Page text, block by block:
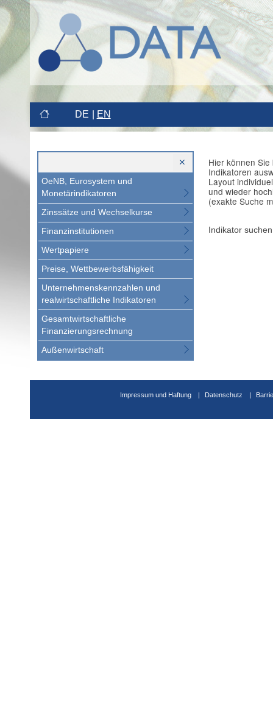
DE EN
OeNB, Eurosystem und
Monetärindikatoren
Zinssätze und Wechselkurse
Finanzinstitutionen
Wertpapiere
Preise, Wettbewerbsfähigkeit
Unternehmenskennzahlen und
realwirtschaftliche Indikatoren
Gesamtwirtschaftliche
Finanzierungsrechnung
Außenwirtschaft
Hier können
Indikatoren
Layout
und wieder
(exakte Suche
Indikator suchen
Impressum und Haftung Datenschutz